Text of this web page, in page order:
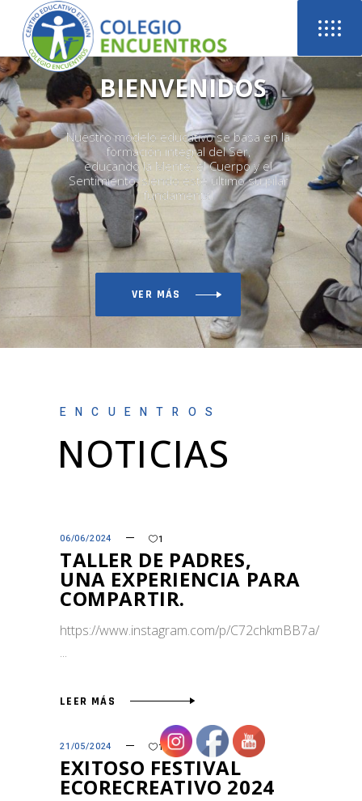
VER MÁS
ENCUENTROS
NOTICIAS
06/06/2024 1
TALLER DE PADRES,
UNA EXPERIENCIA PARA
COMPARTIR.
https://www.instagram.com/p/C72chkmBB7a/
LEER MÁS
21/05/2024 1
EXITOSO FESTIVAL
ECORECREATIVO 2024